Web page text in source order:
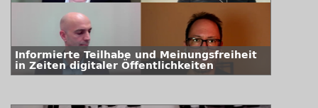
Informierte Teilhabe und Meinungsfreiheit
in Zeiten digitaler Öffentlichkeiten